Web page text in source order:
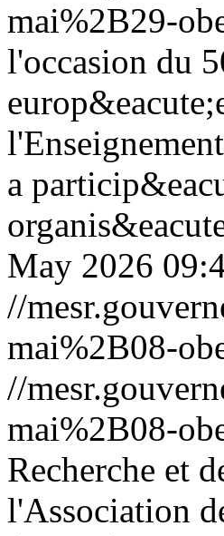
mai%2B29-
l'occasion du
a
May 2026
//
mai%2B08-
//
mai%2B08-
Recherche et
l'Association